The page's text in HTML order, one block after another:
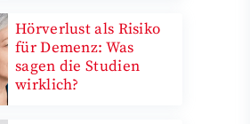
Hörverlust als Risiko
für Demenz: Was
sagen die Studien
wirklich?